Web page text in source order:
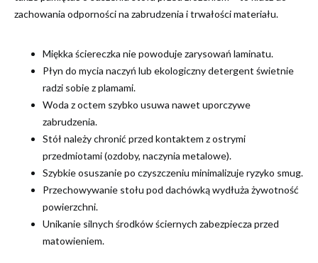
zachowania odporności na zabrudzenia i trwałości materiału.
Miękka ściereczka nie powoduje zarysowań laminatu.
Płyn do mycia naczyń lub ekologiczny detergent świetnie
radzi sobie z plamami.
Woda z octem szybko usuwa nawet uporczywe
zabrudzenia.
Stół należy chronić przed kontaktem z ostrymi
przedmiotami (ozdoby, naczynia metalowe).
Szybkie osuszanie po czyszczeniu minimalizuje ryzyko smug.
Przechowywanie stołu pod dachówką wydłuża żywotność
powierzchni.
Unikanie silnych środków ściernych zabezpiecza przed
matowieniem.